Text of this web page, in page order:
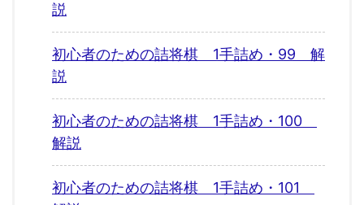
説
初心者のための詰将棋 1手詰め・99 解
説
初心者のための詰将棋 1手詰め・100
解説
初心者のための詰将棋 1手詰め・101